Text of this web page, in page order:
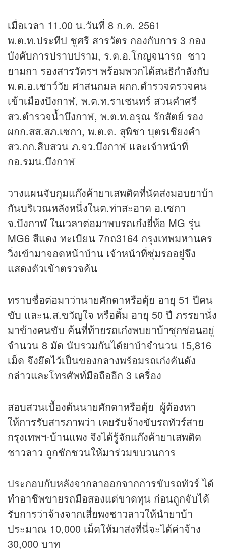
เมื่อเวลา 11.00 น.วันที่ 8 ก.ค. 2561
พ.ต.ท.ประทีป ชูศรี สารวัตร กองกับการ 3 กอง
บังคับการปราบปราม, ร.ต.อ.โกญจนารถ ชาว
ยามกา รองสารวัตรฯ พร้อมพวกได้สนธิกำลังกับ
พ.ต.อ.เชาว์วัย ศาสนกมล ผกก.ตำรวจตรวจคน
เข้าเมืองบึงกาฬ, พ.ต.ท.ราเชนทร์ สวนคำศรี
สว.ตำรวจน้ำบึงกาฬ, พ.ต.ท.อรุณ รักสัตย์ รอง
ผกก.สส.สภ.เซกา, พ.ต.ต. สุพิชา บุตรเชียงคำ
สว.กก.สืบสวน ภ.จว.บึงกาฬ และเจ้าหน้าที่
กอ.รมน.บึงกาฬ
วางแผนจับกุมแก๊งค้ายาเสพติดที่นัดส่งมอบยาบ้า
กันบริเวณหลังหนึ่งในต.ท่าสะอาด อ.เซกา
จ.บึงกาฬ ในเวลาต่อมาพบรถเก๋งยี่ห้อ MG รุ่น
MG6 สีแดง ทะเบียน 7กถ3164 กรุงเทพมหานคร
วิ่งเข้ามาจอดหน้าบ้าน เจ้าหน้าที่ซุ่มรออยู่จึง
แสดงตัวเข้าตรวจค้น
ทราบชื่อต่อมาว่านายศักดาหรือตุ้ย อายุ 51 ปีคน
ขับ และน.ส.ขวัญใจ หรือติ้ม อายุ 50 ปี ภรรยานั่ง
มาข้างคนขับ ค้นที่ท้ายรถเก๋งพบยาบ้าซุกซ่อนอยู่
จำนวน 8 มัด นับรวมกันได้ยาบ้าจำนวน 15,816
เม็ด จึงยึดไว้เป็นของกลางพร้อมรถเก๋งคันดัง
กล่าวและโทรศัพท์มือถืออีก 3 เครื่อง
สอบสวนเบื้องต้นนายศักดาหรือตุ้ย ผู้ต้องหา
ให้การรับสารภาพว่า เคยรับจ้างขับรถทัวร์สาย
กรุงเทพฯ-บ้านแพง จึงได้รู้จักแก๊งค้ายาเสพติด
ชาวลาว ถูกชักชวนให้มาร่วมขบวนการ
ประกอบกับหลังจากลาออกจากการขับรถทัวร์ ได้
ทำอาชีพขายรถมือสองแต่ขาดทุน ก่อนถูกจับได้
รับการว่าจ้างจากเสี่ยพงชาวลาวให้นำยาบ้า
ประมาณ 10,000 เม็ดให้มาส่งที่นี่จะได้ค่าจ้าง
30,000 บาท